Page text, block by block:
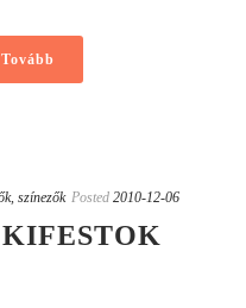
Tovább
színezők Posted 2010-12-06